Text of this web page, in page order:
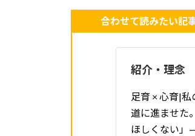
合わせて読みたい記
紹介・理念
足育 × 心育|
道に進ませた
ほしくない」